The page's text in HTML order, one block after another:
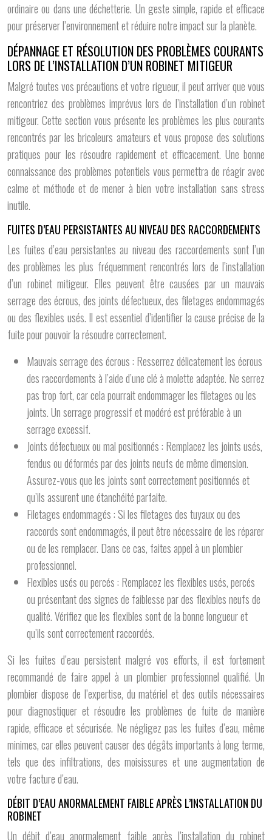
ordinaire ou dans une déchetterie. Un geste simple, rapide et efficace
pour préserver l’environnement et réduire notre impact sur la planète.
DÉPANNAGE ET RÉSOLUTION DES PROBLÈMES COURANTS
LORS DE L’INSTALLATION D’UN ROBINET MITIGEUR
Malgré toutes vos précautions et votre rigueur, il peut arriver que vous
rencontriez des problèmes imprévus lors de l’installation d’un robinet
mitigeur. Cette section vous présente les problèmes les plus courants
rencontrés par les bricoleurs amateurs et vous propose des solutions
pratiques pour les résoudre rapidement et efficacement. Une bonne
connaissance des problèmes potentiels vous permettra de réagir avec
calme et méthode et de mener à bien votre installation sans stress
inutile.
FUITES D’EAU PERSISTANTES AU NIVEAU DES RACCORDEMENTS
Les fuites d’eau persistantes au niveau des raccordements sont l’un
des problèmes les plus fréquemment rencontrés lors de l’installation
d’un robinet mitigeur. Elles peuvent être causées par un mauvais
serrage des écrous, des joints défectueux, des filetages endommagés
ou des flexibles usés. Il est essentiel d’identifier la cause précise de la
fuite pour pouvoir la résoudre correctement.
Mauvais serrage des écrous : Resserrez délicatement les écrous
des raccordements à l’aide d’une clé à molette adaptée. Ne serrez
pas trop fort, car cela pourrait endommager les filetages ou les
joints. Un serrage progressif et modéré est préférable à un
serrage excessif.
Joints défectueux ou mal positionnés : Remplacez les joints usés,
fendus ou déformés par des joints neufs de même dimension.
Assurez-vous que les joints sont correctement positionnés et
qu’ils assurent une étanchéité parfaite.
Filetages endommagés : Si les filetages des tuyaux ou des
raccords sont endommagés, il peut être nécessaire de les réparer
ou de les remplacer. Dans ce cas, faites appel à un plombier
professionnel.
Flexibles usés ou percés : Remplacez les flexibles usés, percés
ou présentant des signes de faiblesse par des flexibles neufs de
qualité. Vérifiez que les flexibles sont de la bonne longueur et
qu’ils sont correctement raccordés.
Si les fuites d’eau persistent malgré vos efforts, il est fortement
recommandé de faire appel à un plombier professionnel qualifié. Un
plombier dispose de l’expertise, du matériel et des outils nécessaires
pour diagnostiquer et résoudre les problèmes de fuite de manière
rapide, efficace et sécurisée. Ne négligez pas les fuites d’eau, même
minimes, car elles peuvent causer des dégâts importants à long terme,
tels que des infiltrations, des moisissures et une augmentation de
votre facture d’eau.
DÉBIT D’EAU ANORMALEMENT FAIBLE APRÈS L’INSTALLATION DU
ROBINET
Un débit d’eau anormalement faible après l’installation du robinet